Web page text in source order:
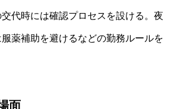
代時には確認プロセスを設ける。夜
薬補助を避けるなどの勤務ルールを
面